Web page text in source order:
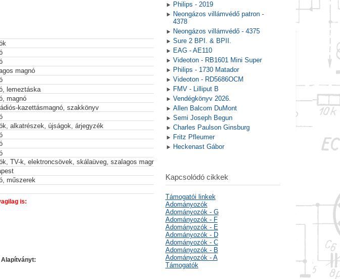
magnó
lemeztáska
magnó
kazettásmagnó, szakkönyv
alkatrészek, újságok, árjegyzék
TV-k, elektroncsövek, skálaüveg, szalagos magnó
műszerek
is:
Alapítványt:
Philips - 2019
Neongázos villámvédő patron -
4378
Neongázos villámvédő - 4375
Sure 2 BPI. & BPII.
EAG - AE110
Videoton - RB1601 Mini Super
Philips - 1730 Matador
Videoton - RD5686OCM
FMV - Lilliput B
Vendégkönyv 2026.
Allen Balcom DuMont
Semi Joseph Begun
Charles Paulson Ginsburg
Fritz Pfleumer
Heckenast Gábor
Kapcsolódó cikkek
Támogatói linkek
Adományozók
Adományozók - G
Adományozók - F
Adományozók - E
Adományozók - D
Adományozók - C
Adományozók - B
Adományozók - A
Támogatók